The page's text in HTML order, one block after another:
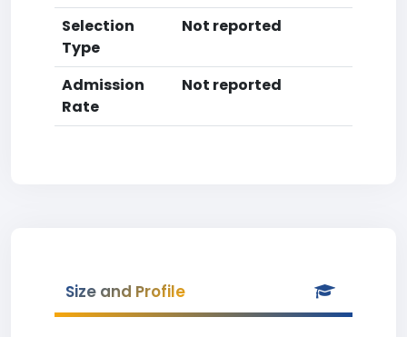
Selection
Type
Not reported
Admission
Rate
Not reported
Size and Profile